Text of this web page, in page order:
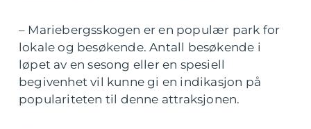
– Mariebergsskogen er en populær park for
lokale og besøkende. Antall besøkende i
løpet av en sesong eller en spesiell
begivenhet vil kunne gi en indikasjon på
populariteten til denne attraksjonen.